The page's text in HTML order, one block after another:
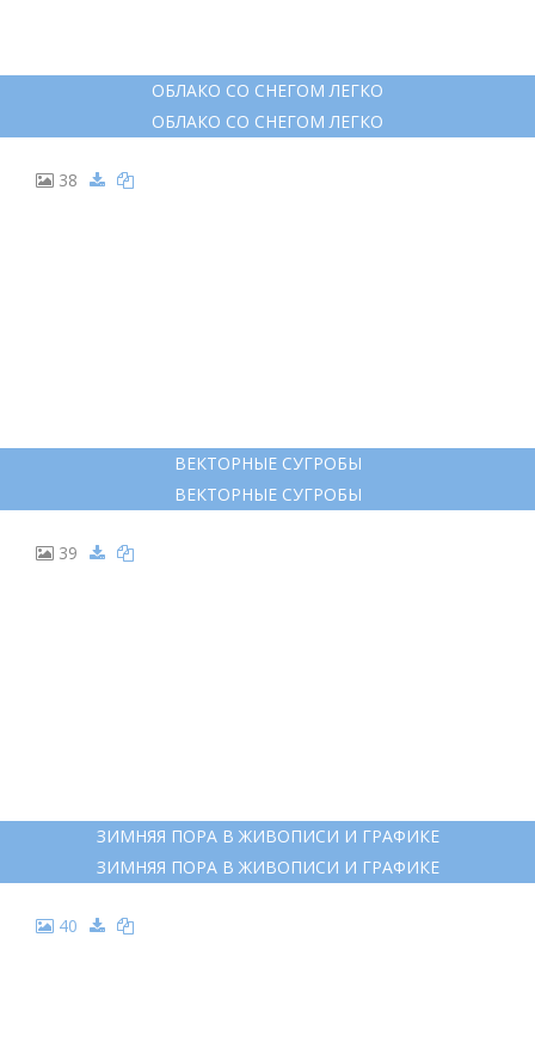
ОБЛАКО СО СНЕГОМ ЛЕГКО
ОБЛАКО СО СНЕГОМ ЛЕГКО
38
ВЕКТОРНЫЕ СУГРОБЫ
ВЕКТОРНЫЕ СУГРОБЫ
39
ЗИМНЯЯ ПОРА В ЖИВОПИСИ И ГРАФИКЕ
ЗИМНЯЯ ПОРА В ЖИВОПИСИ И ГРАФИКЕ
40